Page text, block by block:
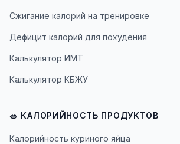
Сжигание калорий на тренировке
Дефицит калорий для похудения
Калькулятор ИМТ
Калькулятор КБЖУ
🥗 КАЛОРИЙНОСТЬ ПРОДУКТОВ
Калорийность куриного яйца